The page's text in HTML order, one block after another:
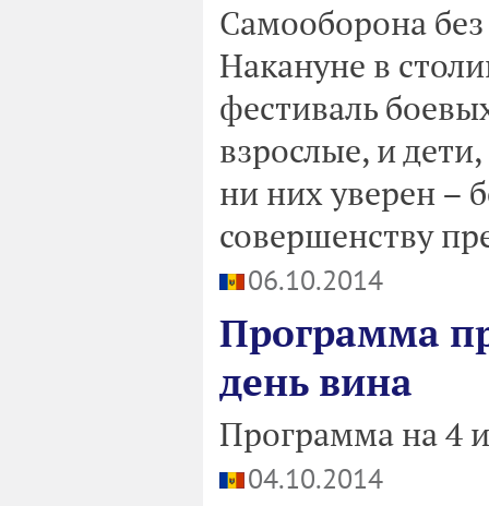
Самооборона
Накануне в
фестиваль
взрослые, и
ни них уверен –
совершенству
06.10.2014
Программа
день вина
Программа на 4
04.10.2014